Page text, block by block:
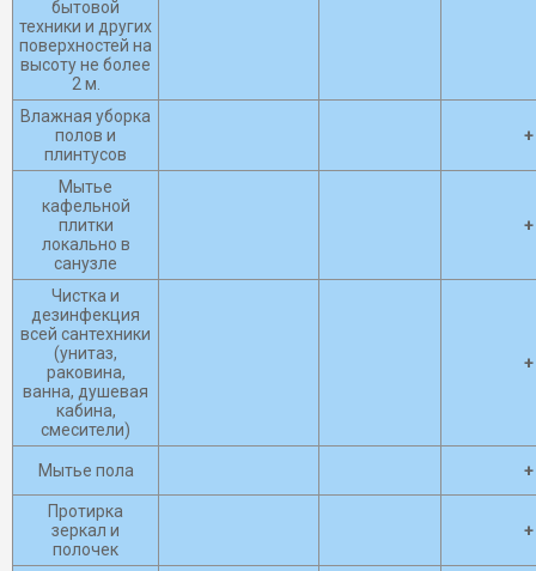
бытовой
техники и других
поверхностей на
высоту не более
2 м.
Влажная уборка
полов и
плинтусов
+
Мытье
кафельной
плитки
локально в
санузле
+
Чистка и
дезинфекция
всей сантехники
(унитаз,
раковина,
ванна, душевая
кабина,
смесители)
+
Мытье пола +
Протирка
зеркал и
полочек
+